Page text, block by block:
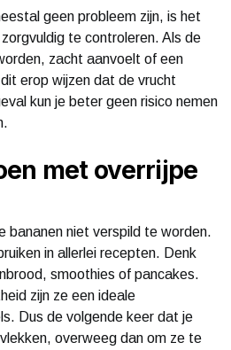
geen probleem zijn, is het
te controleren. Als de
zacht aanvoelt of een
erop wijzen dat de vrucht
kun je beter geen risico nemen
met overrijpe
bananen niet verspild te worden.
in allerlei recepten. Denk
smoothies of pancakes.
zijn ze een ideale
Dus de volgende keer dat je
overweeg dan om ze te